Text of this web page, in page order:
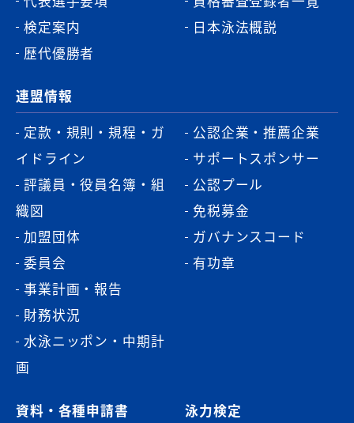
検定案内
歴代優勝者
日本泳法概説
連盟情報
定款・規則・規程・ガ
イドライン
評議員・役員名簿・組
織図
加盟団体
委員会
事業計画・報告
財務状況
水泳ニッポン・中期計
画
公認企業・推薦企業
サポートスポンサー
公認プール
免税募金
ガバナンスコード
有功章
資料・各種申請書
泳力検定